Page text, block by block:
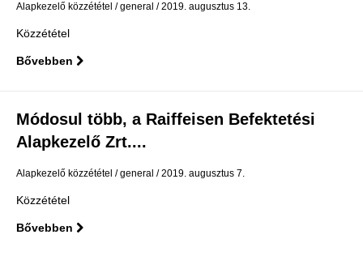
Alapkezelő közzététel general 2019. augusztus 13.
Közzététel
Bővebben
Módosul több, a Raiffeisen Befektetési
Alapkezelő Zrt....
Alapkezelő közzététel general 2019. augusztus 7.
Közzététel
Bővebben